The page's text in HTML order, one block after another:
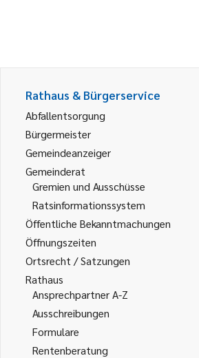
Rathaus & Bürgerservice
Abfallentsorgung
Bürgermeister
Gemeindeanzeiger
Gemeinderat
Gremien und Ausschüsse
Ratsinformationssystem
Öffentliche Bekanntmachungen
Öffnungszeiten
Ortsrecht / Satzungen
Rathaus
Ansprechpartner A-Z
Ausschreibungen
Formulare
Rentenberatung